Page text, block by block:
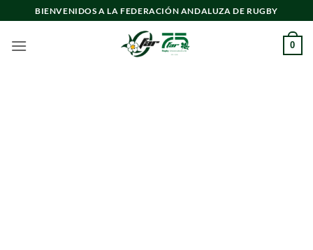
al
contenido
BIENVENIDOS A LA FEDERACIÓN ANDALUZA DE RUGBY
0